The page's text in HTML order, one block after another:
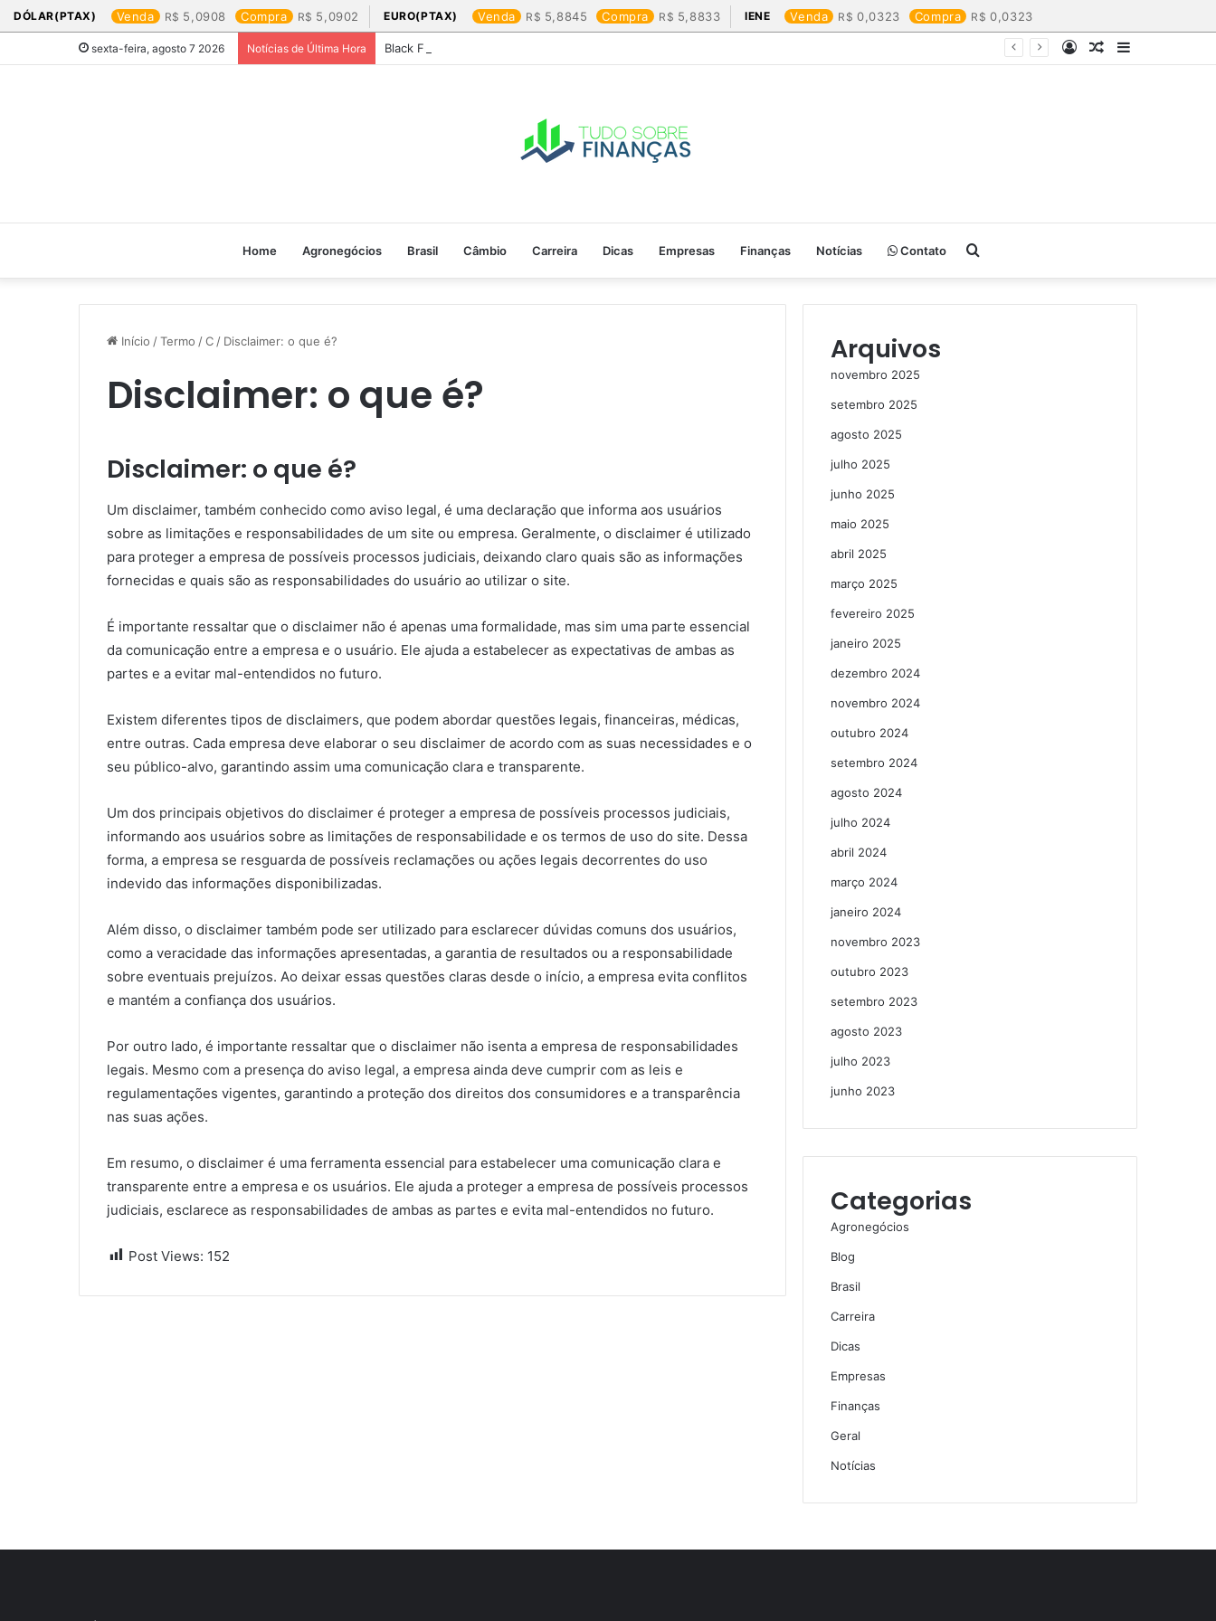
DÓLAR(PTAX) Venda 5,0908 Compra 5,0902 EURO(PTAX) Venda 5,8845 Compra 5,8833 IENE Venda 0,0323 Compra 0,0323
sexta-feira, agosto 7 2026 Notícias de Última Hora Black Friday: os produtos que mais valem a pena
Barra
Artigo
Entrar
Home Agronegócios Brasil Câmbio Carreira Dicas Empresas Finanças Notícias Contato Procurar
por
Início /Termo /C / Disclaimer: o que é?
Disclaimer: o que é?
Disclaimer: o que é?
Um disclaimer, também conhecido como aviso legal, é uma declaração que informa aos usuários
sobre as limitações e responsabilidades de um site ou empresa. Geralmente, o disclaimer é utilizado
para proteger a empresa de possíveis processos judiciais, deixando claro quais são as informações
fornecidas e quais são as responsabilidades do usuário ao utilizar o site.
É importante ressaltar que o disclaimer não é apenas uma formalidade, mas sim uma parte essencial
da comunicação entre a empresa e o usuário. Ele ajuda a estabelecer as expectativas de ambas as
partes e a evitar mal-entendidos no futuro.
Existem diferentes tipos de disclaimers, que podem abordar questões legais, financeiras, médicas,
entre outras. Cada empresa deve elaborar o seu disclaimer de acordo com as suas necessidades e o
seu público-alvo, garantindo assim uma comunicação clara e transparente.
Um dos principais objetivos do disclaimer é proteger a empresa de possíveis processos judiciais,
informando aos usuários sobre as limitações de responsabilidade e os termos de uso do site. Dessa
forma, a empresa se resguarda de possíveis reclamações ou ações legais decorrentes do uso
indevido das informações disponibilizadas.
Além disso, o disclaimer também pode ser utilizado para esclarecer dúvidas comuns dos usuários,
como a veracidade das informações apresentadas, a garantia de resultados ou a responsabilidade
sobre eventuais prejuízos. Ao deixar essas questões claras desde o início, a empresa evita conflitos
e mantém a confiança dos usuários.
Por outro lado, é importante ressaltar que o disclaimer não isenta a empresa de responsabilidades
legais. Mesmo com a presença do aviso legal, a empresa ainda deve cumprir com as leis e
regulamentações vigentes, garantindo a proteção dos direitos dos consumidores e a transparência
nas suas ações.
Em resumo, o disclaimer é uma ferramenta essencial para estabelecer uma comunicação clara e
transparente entre a empresa e os usuários. Ele ajuda a proteger a empresa de possíveis processos
judiciais, esclarece as responsabilidades de ambas as partes e evita mal-entendidos no futuro.
Post Views: 152
Arquivos
novembro 2025
setembro 2025
agosto 2025
julho 2025
junho 2025
maio 2025
abril 2025
março 2025
fevereiro 2025
janeiro 2025
dezembro 2024
novembro 2024
outubro 2024
setembro 2024
agosto 2024
julho 2024
abril 2024
março 2024
janeiro 2024
novembro 2023
outubro 2023
setembro 2023
agosto 2023
julho 2023
junho 2023
Categorias
Agronegócios
Blog
Brasil
Carreira
Dicas
Empresas
Finanças
Geral
Notícias